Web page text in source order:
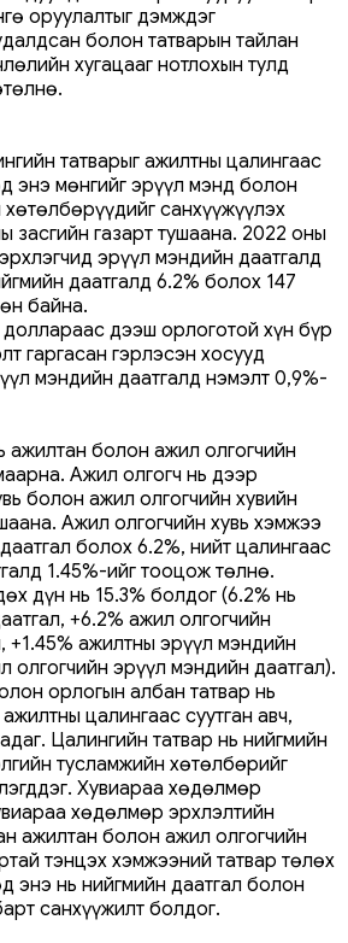
оруулалтыг дэмждэг
болон татварын тайлан
хугацааг нотлохын тулд
татварыг ажилтны цалингаас
энэ мөнгийг эрүүл мэнд болон
санхүүжүүлэх
засгийн газарт тушаана. 2022 оны
эрүүл мэндийн даатгалд
даатгалд 6.2% болох 147
байна.
дээш орлоготой хүн бүр
гаргасан гэрлэсэн хосууд
мэндийн даатгалд нэмэлт 0,9%-
ажилтан болон ажил олгогчийн
Ажил олгогч нь дээр
болон ажил олгогчийн хувийн
Ажил олгогчийн хувь хэмжээ
болох 6.2%, нийт цалингаас
1.45%-ийг тооцож төлнө.
дүн нь 15.3% болдог (6.2% нь
+6.2% ажил олгогчийн
+1.45% ажилтны эрүүл мэндийн
олгогчийн эрүүл мэндийн даатгал).
орлогын албан татвар нь
цалингаас суутган авч,
Цалингийн татвар нь нийгмийн
тусламжийн хөтөлбөрийг
Хувиараа хөдөлмөр
хөдөлмөр эрхлэлтийн
ажилтан болон ажил олгогчийн
тэнцэх хэмжээний татвар төлөх
энэ нь нийгмийн даатгал болон
санхүүжилт болдог.